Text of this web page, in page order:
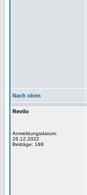
Nach oben
Revilo
Anmeldungsdatum:
26.12.2022
Beiträge: 188